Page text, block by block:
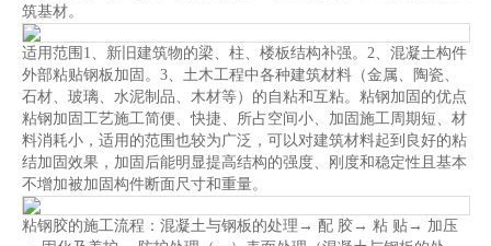
筑基材。
适用范围1、新旧建筑物的梁、柱、楼板结构补强。2、混凝土构件
外部粘贴钢板加固。3、土木工程中各种建筑材料（金属、陶瓷、
石材、玻璃、水泥制品、木材等）的自粘和互粘。粘钢加固的优点
粘钢加固工艺施工简便、快捷、所占空间小、加固施工周期短、材
料消耗小，适用的范围也较为广泛，可以对建筑材料起到良好的粘
结加固效果，加固后能明显提高结构的强度、刚度和稳定性且基本
不增加被加固构件断面尺寸和重量。
粘钢胶的施工流程：混凝土与钢板的处理→ 配 胶→ 粘 贴→ 加压